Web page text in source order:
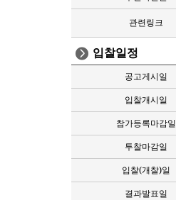
관련링크
입찰일정
공고게시일
입찰개시일
참가등록마감일
투찰마감일
입찰(개찰)일
결과발표일